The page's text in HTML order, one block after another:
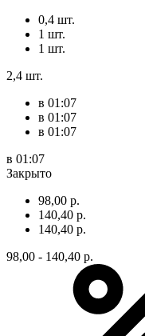
0,4 шт.
1 шт.
1 шт.
2,4 шт.
в 01:07
в 01:07
в 01:07
в 01:07
Закрыто
98,00 р.
140,40 р.
140,40 р.
98,00 - 140,40 р.